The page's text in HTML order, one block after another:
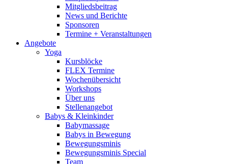
Mitgliedsbeitrag
News und Berichte
Sponsoren
Termine + Veranstaltungen
Angebote
Yoga
Kursblöcke
FLEX Termine
Wochenübersicht
Workshops
Über uns
Stellenangebot
Babys & Kleinkinder
Babymassage
Babys in Bewegung
Bewegungsminis
Bewegungsminis Special
Team